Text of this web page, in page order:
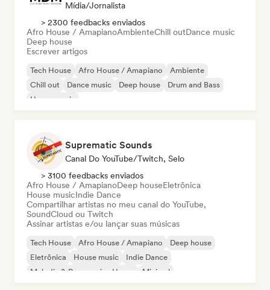
Mídia/Jornalista
> 2300 feedbacks enviados
Afro House / AmapianoAmbienteChill outDance music
Deep house
Escrever artigos
Tech House Afro House / Amapiano
Ambiente
Chill out
Dance music Deep house
Drum and Bass
House music
Suprematic Sounds
Canal Do YouTube/Twitch, Selo
> 3100 feedbacks enviados
Afro House / AmapianoDeep houseEletrônica
House musicIndie Dance
Compartilhar artistas no meu canal do YouTube,
SoundCloud ou Twitch
Assinar artistas e/ou lançar suas músicas
Tech House Afro House / Amapiano
Deep house
Eletrônica
House music
Indie Dance
Melodic & Progressive House
Minimal